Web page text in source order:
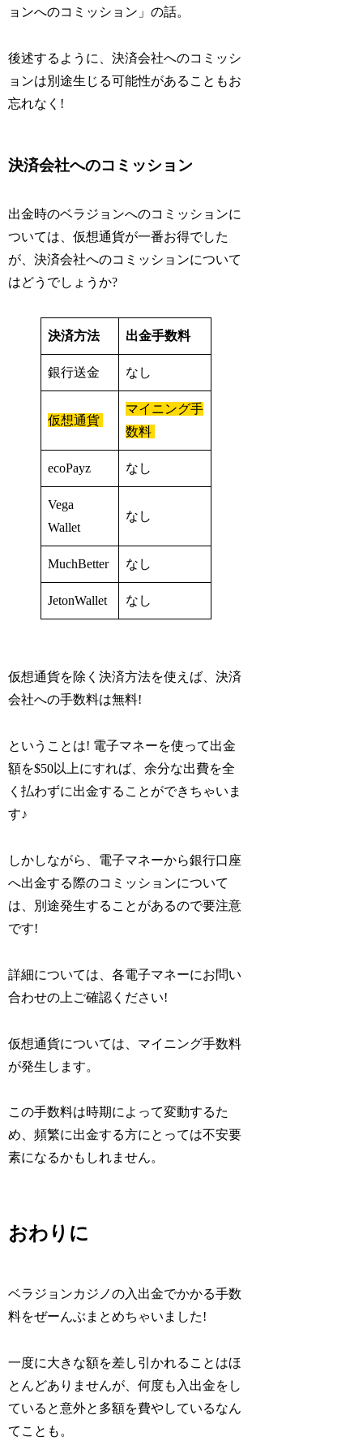
ョンへのコミッション」の話。
後述するように、決済会社へのコミッシ
ョンは別途生じる可能性があることもお
忘れなく!
決済会社へのコミッション
出金時のベラジョンへのコミッションに
ついては、仮想通貨が一番お得でした
が、決済会社へのコミッションについて
はどうでしょうか?
決済方法 出金手数料
銀行送金 なし
仮想通貨
マイニング手
数料
ecoPayz なし
Vega
Wallet
なし
MuchBetter なし
JetonWallet なし
仮想通貨を除く決済方法を使えば、決済
会社への手数料は無料!
ということは! 電子マネーを使って出金
額を$50以上にすれば、余分な出費を全
く払わずに出金することができちゃいま
す♪
しかしながら、電子マネーから銀行口座
へ出金する際のコミッションについて
は、別途発生することがあるので要注意
です!
詳細については、各電子マネーにお問い
合わせの上ご確認ください!
仮想通貨については、マイニング手数料
が発生します。
この手数料は時期によって変動するた
め、頻繁に出金する方にとっては不安要
素になるかもしれません。
おわりに
ベラジョンカジノの入出金でかかる手数
料をぜーんぶまとめちゃいました!
一度に大きな額を差し引かれることはほ
とんどありませんが、何度も入出金をし
ていると意外と多額を費やしているなん
てことも。